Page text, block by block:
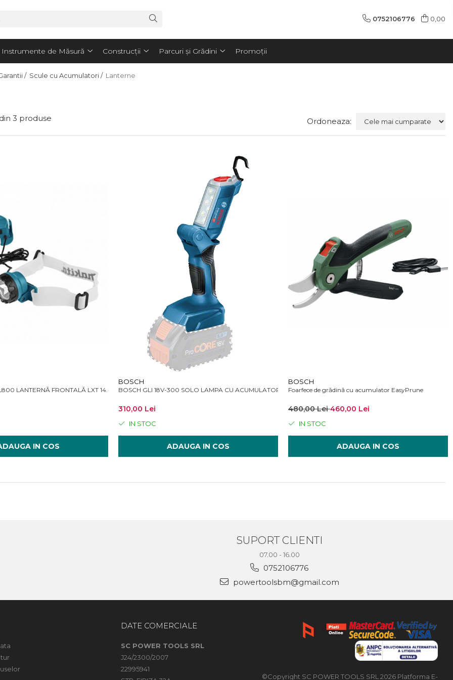
0752106776 0,00
Instrumente de Măsură Construcții Parcuri și Grădini Promoții
/ Scule cu Acumulatori / Lanterne
din 3 produse Ordoneaza:
LANTERNĂ FRONTALĂ LXT 14.4-18V
IN COS
BOSCH
BOSCH GLI 18V-300 SOLO LAMPA CU ACUMULATOR
310,00 Lei
IN STOC
ADAUGA IN COS
BOSCH
Foarfece de grădină cu acumulator EasyPrune
480,00 Lei460,00 Lei
IN STOC
ADAUGA IN COS
SUPORT CLIENTI
07.00 - 16.00
0752106776
powertoolsbm@gmail.com
DATE COMERCIALE
SC POWER TOOLS SRL
J24/2300/2007
22995941
©Copyright SC POWER TOOLS SRL 2026 Platforma E-